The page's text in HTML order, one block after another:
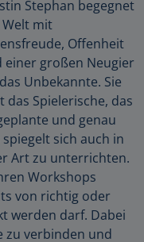
Stephan begegnet
mit
Offenheit
einer großen Neugier
Unbekannte. Sie
das Spielerische, das
und genau
spiegelt sich auch in
Art zu unterrichten.
Workshops
von richtig oder
werden darf. Dabei
zu verbinden und